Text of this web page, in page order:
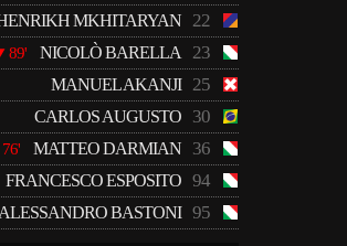
MKHITARYAN 22
89' NICOLÒ BARELLA 23
MANUEL AKANJI 25
CARLOS AUGUSTO 30
76' MATTEO DARMIAN 36
FRANCESCO ESPOSITO 94
ALESSANDRO BASTONI 95